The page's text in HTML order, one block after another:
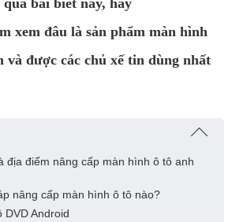
bài biết này, hãy
xem đâu là sản phẩm màn hình
được các chủ xế tin dùng nhất
địa điểm nâng cấp màn hình ô tô anh
nâng cấp màn hình ô tô nào?
Android